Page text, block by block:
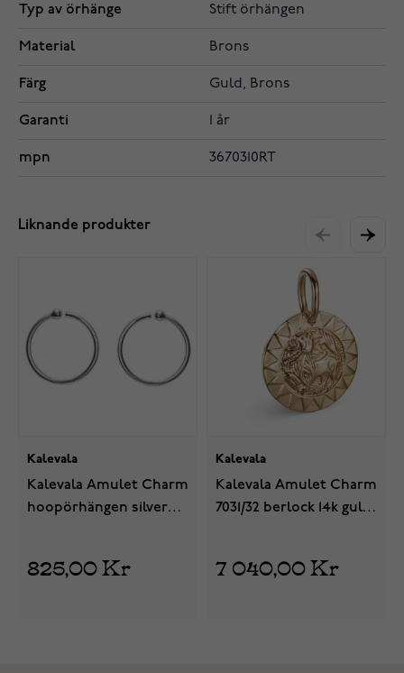
Typ av örhänge Stift örhängen
Material Brons
Färg Guld, Brons
Garanti 1 år
mpn 3670310RT
Liknande produkter
Kalevala
Kalevala Amulet Charm
hoopörhängen silver
825,00 Kr
Kalevala
Kalevala Amulet Charm
7031/32 berlock 14k guld
7 040,00 Kr